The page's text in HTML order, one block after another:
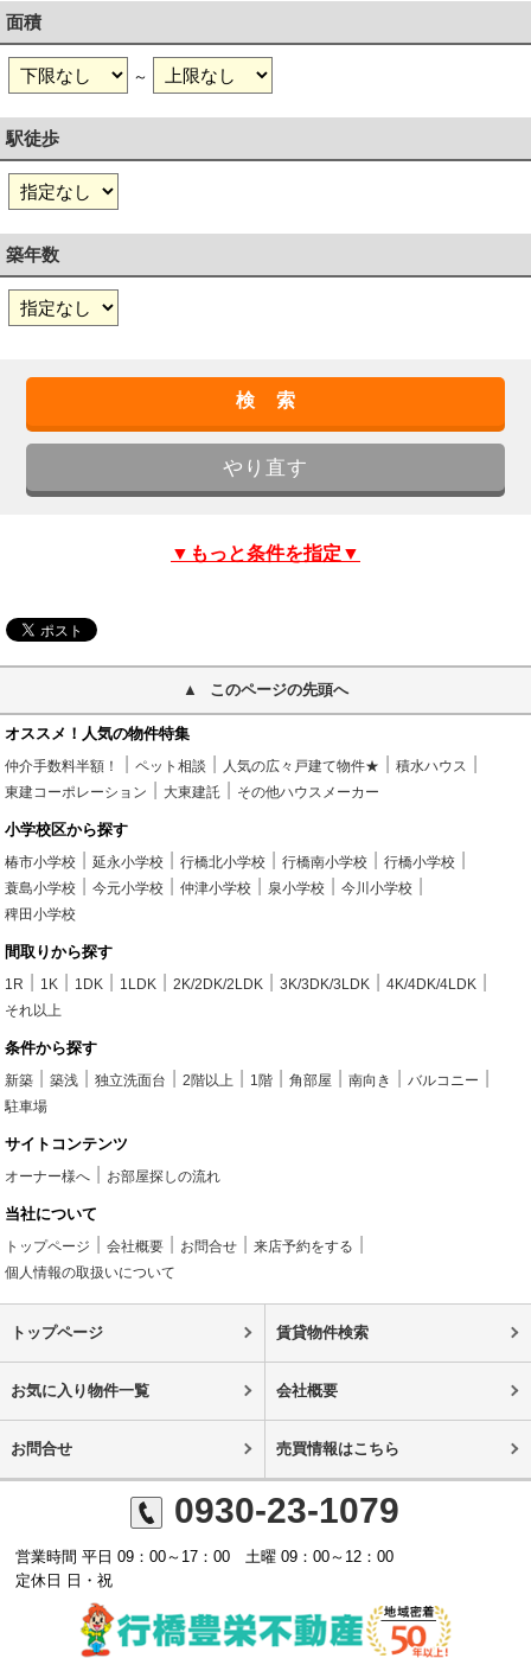
面積
～
駅徒歩
築年数
▼もっと条件を指定▼
このページの先頭へ
オススメ！人気の物件特集
仲介手数料半額！ ペット相談 人気の広々戸建て物件★
積水ハウス
東建コーポレーション
大東建託 その他ハウスメーカー
小学校区から探す
椿市小学校 延永小学校 行橋北小学校 行橋南小学校
行橋小学校
蓑島小学校
今元小学校 仲津小学校 泉小学校
今川小学校
稗田小学校
間取りから探す
1R 1K 1DK 1LDK 2K/2DK/2LDK 3K/3DK/3LDK
4K/4DK/4LDK
それ以上
条件から探す
新築 築浅 独立洗面台 2階以上 1階 角部屋 南向き
バルコニー
駐車場
サイトコンテンツ
オーナー様へ お部屋探しの流れ
当社について
トップページ 会社概要 お問合せ
来店予約をする
個人情報の取扱いについて
トップページ 賃貸物件検索
お気に入り物件一覧 会社概要
お問合せ 売買情報はこちら
0930-23-1079
営業時間 平日 09：00～17：00 土曜 09：00～12：00
定休日 日・祝